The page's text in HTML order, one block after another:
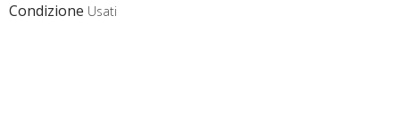
Condizione Usati